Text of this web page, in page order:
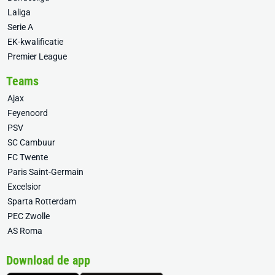
Laliga
Serie A
EK-kwalificatie
Premier League
Teams
Ajax
Feyenoord
PSV
SC Cambuur
FC Twente
Paris Saint-Germain
Excelsior
Sparta Rotterdam
PEC Zwolle
AS Roma
Download de app